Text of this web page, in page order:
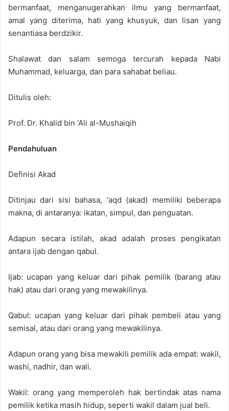
bermanfaat, menganugerahkan ilmu yang bermanfaat,
amal yang diterima, hati yang khusyuk, dan lisan yang
senantiasa berdzikir.
Shalawat dan salam semoga tercurah kepada Nabi
Muhammad, keluarga, dan para sahabat beliau.
Ditulis oleh:
Prof. Dr. Khalid bin ‘Ali al-Mushaiqih
Pendahuluan
Definisi Akad
Ditinjau dari sisi bahasa, ‘aqd (akad) memiliki beberapa
makna, di antaranya: ikatan, simpul, dan penguatan.
Adapun secara istilah, akad adalah proses pengikatan
antara ijab dengan qabul.
Ijab: ucapan yang keluar dari pihak pemilik (barang atau
hak) atau dari orang yang mewakilinya.
Qabul: ucapan yang keluar dari pihak pembeli atau yang
semisal, atau dari orang yang mewakilinya.
Adapun orang yang bisa mewakili pemilik ada empat: wakil,
washi, nadhir, dan wali.
Wakil: orang yang memperoleh hak bertindak atas nama
pemilik ketika masih hidup, seperti wakil dalam jual beli.